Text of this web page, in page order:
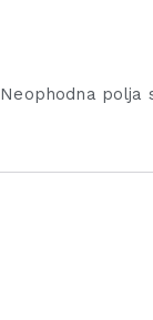
Neophodna polja